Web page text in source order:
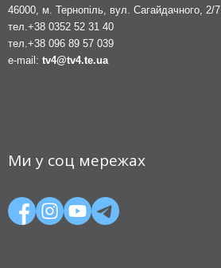
46000, м. Тернопіль, вул. Сагайдачного, 2/7
тел. +38 0352 52 31 40
тел. +38 096 89 57 039
e-mail: tv4@tv4.te.ua
Ми у соц мережах